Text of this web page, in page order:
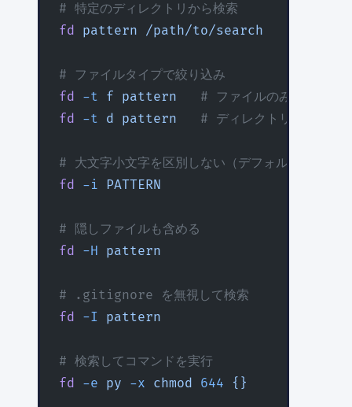
# 特定のディレクトリから検索
fd pattern /path/to/search
# ファイルタイプで絞り込み
fd -t f pattern
   # ファイルのみ
fd -t d pattern
   # ディレクトリのみ
# 大文字小文字を区別しない（デフォルトはスマ
fd -i PATTERN
# 隠しファイルも含める
fd -H pattern
# .gitignore を無視して検索
fd -I pattern
# 検索してコマンドを実行
fd -e py -x chmod 644 {}